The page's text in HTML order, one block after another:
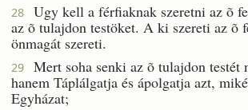
28
Ugy kell a férfiaknak szeretni az õ
az õ tulajdon testöket. A ki szereti az õ
önmagát szereti.
29
Mert soha senki az õ tulajdon testét
hanem Táplálgatja és ápolgatja azt,
Egyházat;